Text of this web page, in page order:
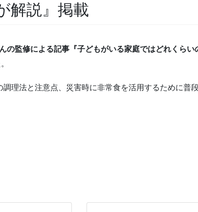
解説』掲載
の監修による記事『子どもがいる家庭ではどれくら
理法と注意点、災害時に非常食を活用するために普